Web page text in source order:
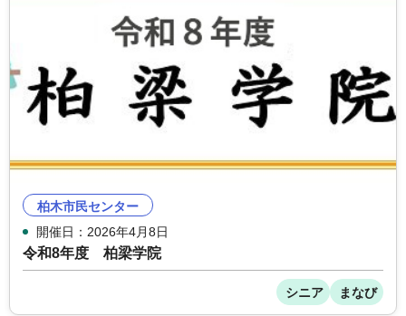
柏木市民センター
開催日：2026年4月8日
令和8年度 柏梁学院
シニア まなび